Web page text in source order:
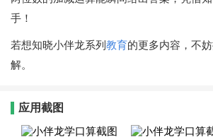
手！
若想知晓小伴龙系列 教育的更多内容，不
解。
应用截图